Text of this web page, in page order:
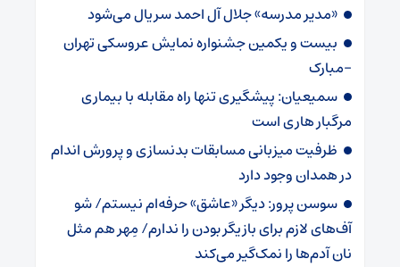
«مدیر مدرسه» جلال آل احمد سریال می‌شود
بیست و یکمین جشنواره نمایش عروسکی تهران
-مبارک
سمیعیان: پیشگیری تنها راه مقابله با بیماری
مرگبار هاری است
ظرفیت میزبانی مسابقات بدنسازی و پرورش اندام
در همدان وجود دارد
سوسن پرور: دیگر «عاشق» حرفه‌ام نیستم/ شو
آف‌های لازم برای بازیگر بودن را ندارم/ مِهر هم مثل
نان آدم‌ها را نمک‌گیر می‌کند